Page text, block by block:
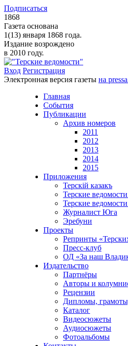
Подписаться
1868
Газета основана
1(13) января 1868 года.
Издание возрождено
в 2010 году.
Вход Регистрация
Электронная версия газеты на
Главная
События
Публикации
Архив номеров
2011
2012
2013
2014
2015
Приложения
Терскiй казакъ
Терские
Терские
Журналист Юга
Эребуни
Проекты
Репринты
Пресс-клуб
ОД «За наш
Издательство
Партнёры
Авторы и
Рецензии
Дипломы,
Каталог
Видеосюжеты
Аудиосюжеты
Фотоальбомы